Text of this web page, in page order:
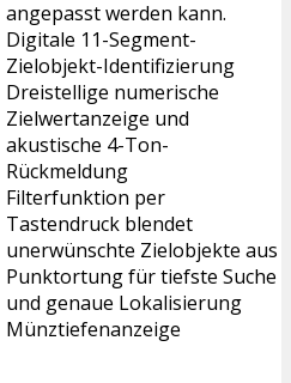
angepasst werden kann.
Digitale 11-Segment-
Zielobjekt-Identifizierung
Dreistellige numerische
Zielwertanzeige und
akustische 4-Ton-
Rückmeldung
Filterfunktion per
Tastendruck blendet
unerwünschte Zielobjekte aus
Punktortung für tiefste Suche
und genaue Lokalisierung
Münztiefenanzeige